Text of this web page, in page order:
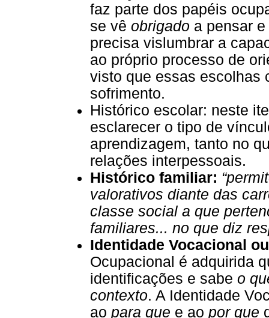
faz parte dos papéis
se vê obrigado a pensar
precisa vislumbrar a
ao próprio processo de
visto que essas escolhas
sofrimento.
Histórico escolar: neste
esclarecer o tipo de
aprendizagem, tanto no
relações interpessoais.
Histórico familiar:
valorativos diante das
classe social a que
familiares... no que diz
Identidade Vocacional
Ocupacional é adquirida
identificações e sabe o
contexto. A Identidade
ao para que e ao por que